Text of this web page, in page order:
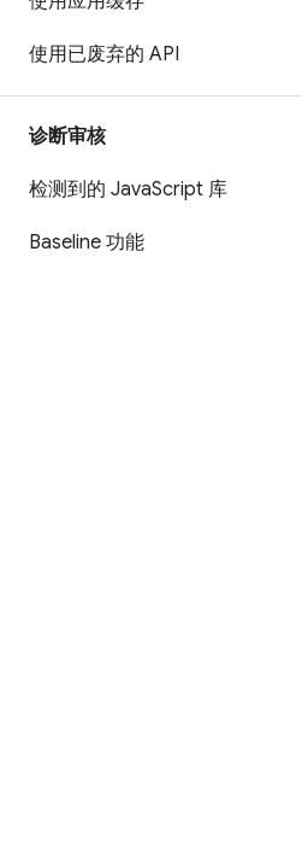
使用已废弃的 API
诊断审核
检测到的 JavaScript 库
Baseline 功能